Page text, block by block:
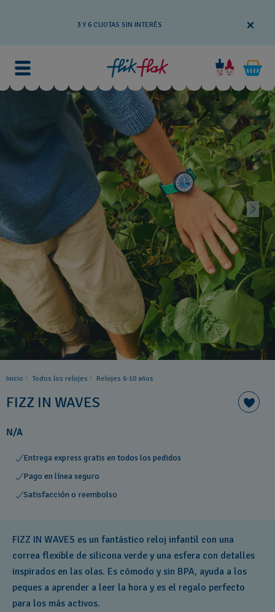
3 Y 6 CUOTAS SIN INTERÉS
Inicio Todos los relojes Relojes 6-10 años ​
FIZZ IN WAVES
N/A
Entrega express gratis en todos los pedidos
Pago en línea seguro
Satisfacción o reembolso
FIZZ IN WAVES es un fantástico reloj infantil con una
correa flexible de silicona verde y una esfera con detalles
inspirados en las olas. Es cómodo y sin BPA, ayuda a los
peques a aprender a leer la hora y es el regalo perfecto
para los más activos.